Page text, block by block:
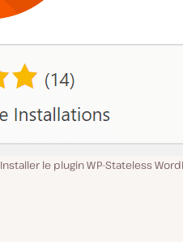
Installer le plugin WP-Stateless